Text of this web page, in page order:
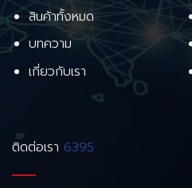
สินค้าทั้งหมด
บทความ
เกี่ยวกับเรา
ติดต่อเรา 6395